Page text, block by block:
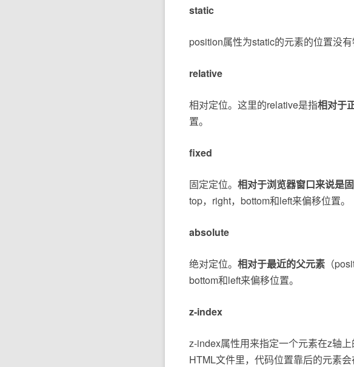
static
position属性为static的元素的位置没有
relative
相对定位。这里的relative是指相对于
置。
fixed
固定定位。 相对于浏览器窗口来说是
top，right，bottom和left来偏移位置。
absolute
绝对定位。 相对于最近的父元素 （
bottom和left来偏移位置。
z-index
z-index属性用来指定一个元素在z轴
HTML文件里，代码位置靠后的元素